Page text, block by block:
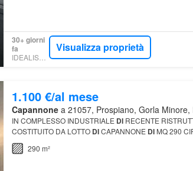
30+ giorni
fa
IDEALISTA.IT
Visualizza proprietà
1.100 €/al mese
Capannonea 21057, Prospiano, Gorla Minore,
IN COMPLESSO INDUSTRIALE DIRECENTE
COSTITUITO DA LOTTO DICAPANNONE DIMQ 290
290 m²